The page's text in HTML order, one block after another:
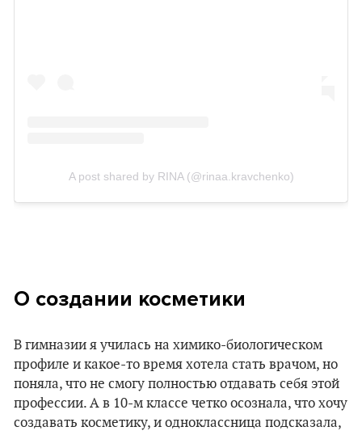
A post shared by RINA (@rinaa.kravchenko)
О создании косметики
В гимназии я училась на химико-биологическом
профиле и какое-то время хотела стать врачом, но
поняла, что не смогу полностью отдавать себя этой
профессии. А в 10-м классе четко осознала, что хочу
создавать косметику, и одноклассница подсказала,